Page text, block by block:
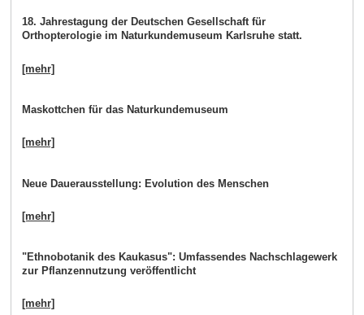
18. Jahrestagung der Deutschen Gesellschaft für
Orthopterologie im Naturkundemuseum Karlsruhe statt.
[mehr]
Maskottchen für das Naturkundemuseum
[mehr]
Neue Dauerausstellung: Evolution des Menschen
[mehr]
"Ethnobotanik des Kaukasus": Umfassendes Nachschlagewerk
zur Pflanzennutzung veröffentlicht
[mehr]